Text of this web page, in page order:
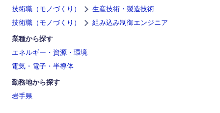
技術職（モノづくり）
生産技術・製造技術
技術職（モノづくり）
組み込み制御エンジニア
業種から探す
エネルギー・資源・環境
電気・電子・半導体
勤務地から探す
岩手県
中国・四国地方
鳥取県
岡山県